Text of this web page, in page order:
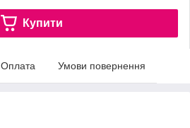
Купити
Оплата Умови повернення